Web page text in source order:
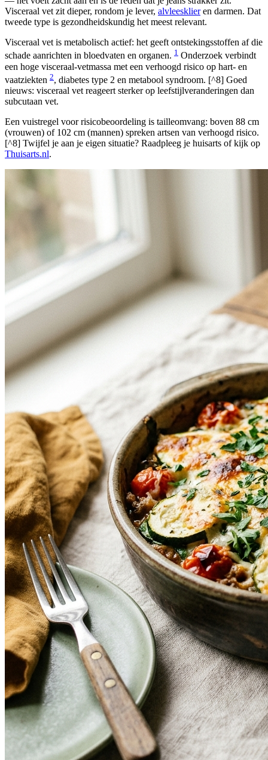
Visceraal vet zit dieper, rondom je lever, alvleesklieren darmen. Dat
tweede type is gezondheidskundig het meest relevant.
Visceraal vet is metabolisch actief: het geeft ontstekingsstoffen af die
schade aanrichten in bloedvaten en organen. 1 Onderzoek verbindt
een hoge visceraal-vetmassa met een verhoogd risico op hart- en
vaatziekten 2, diabetes type 2 en metabool syndroom. [^8] Goed
nieuws: visceraal vet reageert sterker op leefstijlveranderingen dan
subcutaan vet.
Een vuistregel voor risicobeoordeling is tailleomvang: boven 88 cm
(vrouwen) of 102 cm (mannen) spreken artsen van verhoogd risico.
[^8] Twijfel je aan je eigen situatie? Raadpleeg je huisarts of kijk op
Thuisarts.nl.